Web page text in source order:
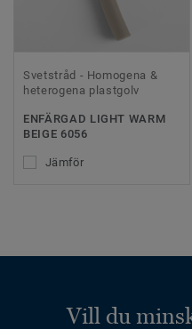
Svetstråd - Homogena &
heterogena plastgolv
ENFÄRGAD LIGHT WARM
BEIGE 6056
Jämför
Vill du